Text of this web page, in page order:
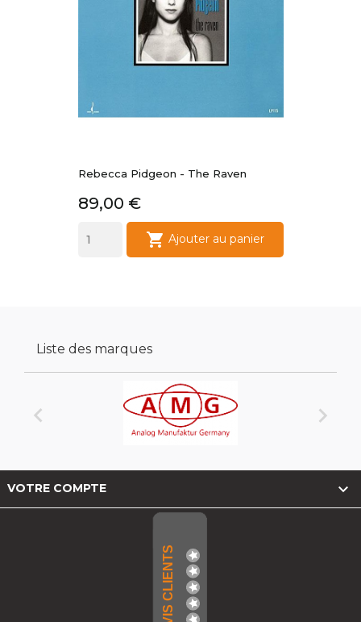
Rebecca Pidgeon - The Raven
Prix
89,00 €
 Ajouter au panier
Liste des marques
 
VOTRE COMPTE 
AVIS CLIENTS